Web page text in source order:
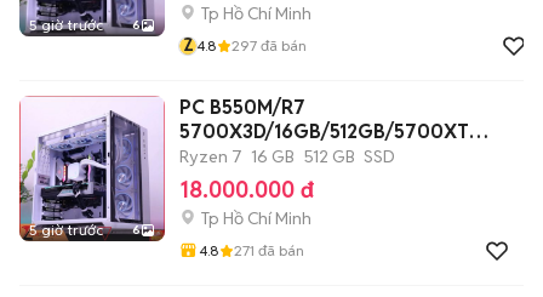
5 giờ trước 6
Tp Hồ Chí Minh
Z4.8 297 đã bán
5 giờ trước 6
PC B550M/R7
5700X3D/16GB/512GB/5700XT
8G/800W/CASE
Ryzen 7 16 GB 512 GB SSD
18.000.000 đ
Tp Hồ Chí Minh
4.8 271 đã bán